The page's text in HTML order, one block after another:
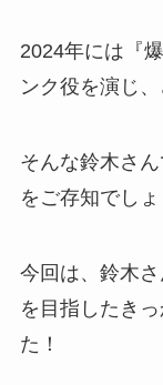
2024年には『
ンク役を演じ
そんな鈴木さ
をご存知でしょ
今回は、鈴木
を目指したき
た！